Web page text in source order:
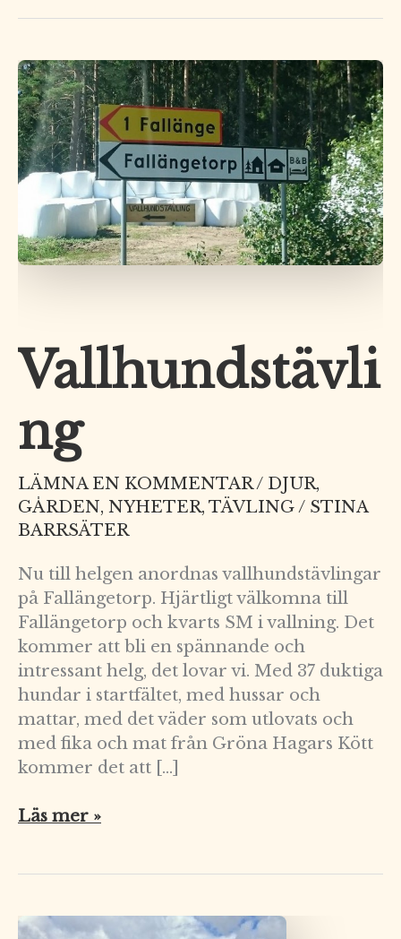
Vallhundstävli
ng
LÄMNA EN KOMMENTAR/ DJUR,
GÅRDEN, NYHETER, TÄVLING/ STINA
BARRSÄTER
Nu till helgen anordnas vallhundstävlingar
på Fallängetorp. Hjärtligt välkomna till
Fallängetorp och kvarts SM i vallning. Det
kommer att bli en spännande och
intressant helg, det lovar vi. Med 37 duktiga
hundar i startfältet, med hussar och
mattar, med det väder som utlovats och
med fika och mat från Gröna Hagars Kött
kommer det att […]
Vallhundstävling
Läs mer »
Kom